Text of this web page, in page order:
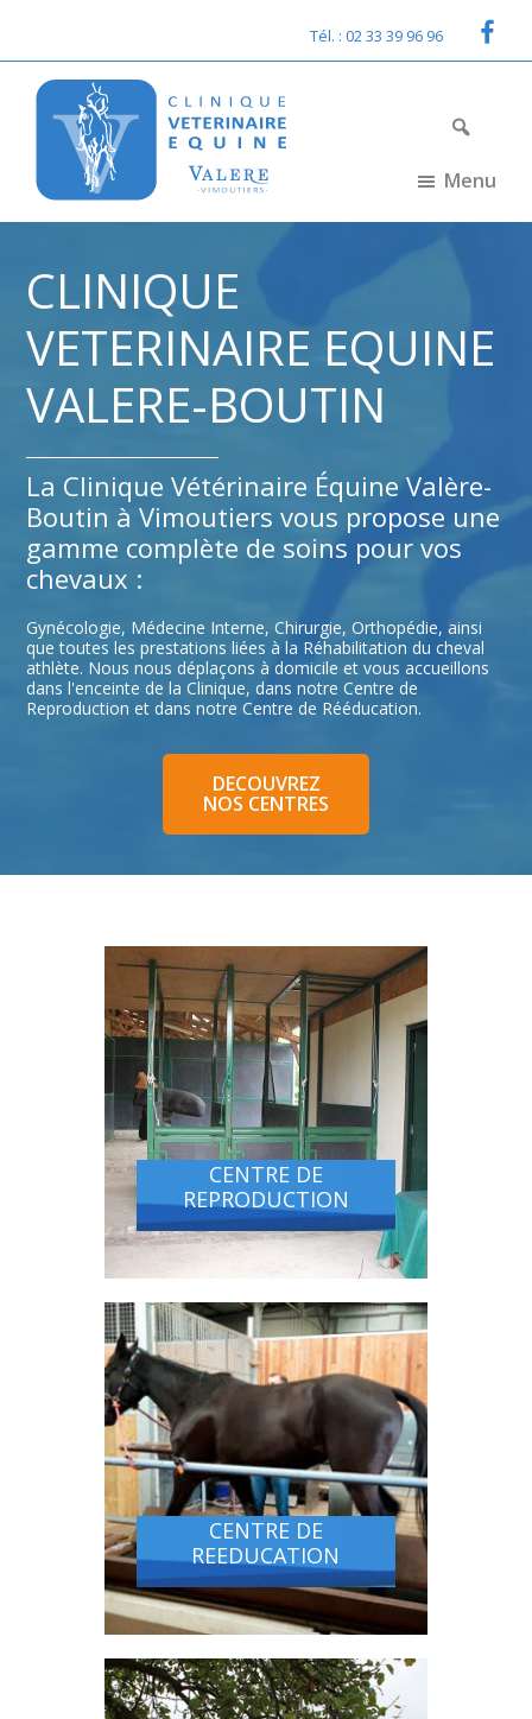
primary
navigation
content
Tél. : 02 33 39 96 96
Valère
en
Normandie
Normandie
Menu
CLINIQUE
VETERINAIRE EQUINE
VALERE-BOUTIN
La Clinique Vétérinaire Équine Valère-
Boutin à Vimoutiers vous propose une
gamme complète de soins pour vos
chevaux :
Gynécologie, Médecine Interne, Chirurgie, Orthopédie, ainsi
que toutes les prestations liées à la Réhabilitation du cheval
athlète. Nous nous déplaçons à domicile et vous accueillons
dans l'enceinte de la Clinique, dans notre Centre de
Reproduction et dans notre Centre de Rééducation.
DECOUVREZ
NOS CENTRES
CENTRE DE
REPRODUCTION
Le Centre de Reproduction
propose toutes les activités en lien
CENTRE DE
REEDUCATION
vos chevaux convalescents, après
une chirurgie ou en phase de
fracture…)